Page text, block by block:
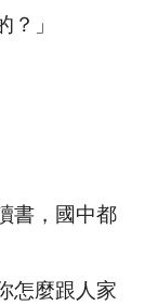
？」
書，國中都
怎麼跟人家